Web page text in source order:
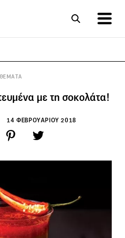
ΘΕΜΑΤΑ
με τη σοκολάτα!
14 ΦΕΒΡΟΥΑΡΙΟΥ 2018